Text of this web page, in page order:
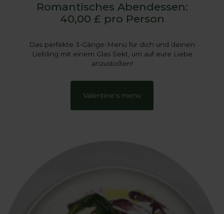
Romantisches Abendessen:
40,00 £ pro Person
Das perfekte 3-Gänge-Menü für dich und deinen
Liebling mit einem Glas Sekt, um auf eure Liebe
anzustoßen!
Valentine's menu